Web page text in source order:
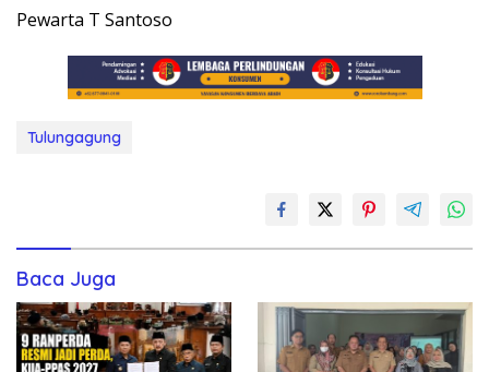
Pewarta T Santoso
Tulungagung
Baca Juga